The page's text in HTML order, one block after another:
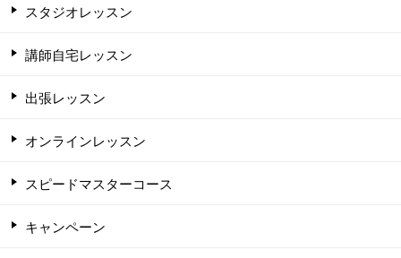
スタジオレッスン
講師自宅レッスン
出張レッスン
オンラインレッスン
スピードマスターコース
キャンペーン